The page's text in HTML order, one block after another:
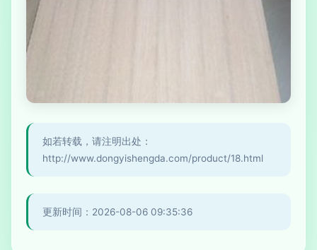
如若转载，请注明出处：
http://www.dongyishengda.com/product/18.html
更新时间：2026-08-06 09:35:36